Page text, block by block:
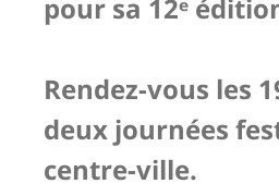
pour sa 12ᵉ
Rendez-vous les
deux journées
centre-ville.